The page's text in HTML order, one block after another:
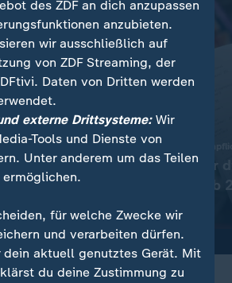
Schutz :
nach
Abschaffung der
Einführung der
Kassenbons ab
Video 0:27
des ZDF an dich anzupassen
anzubieten.
wir ausschließlich auf
von ZDF Streaming, der
Daten von Dritten werden
externe Drittsysteme:Wir
Tools und Dienste von
Unter anderem um das Teilen
für welche Zwecke wir
und verarbeiten dürfen.
aktuell genutztes Gerät. Mit
du deine Zustimmung zu